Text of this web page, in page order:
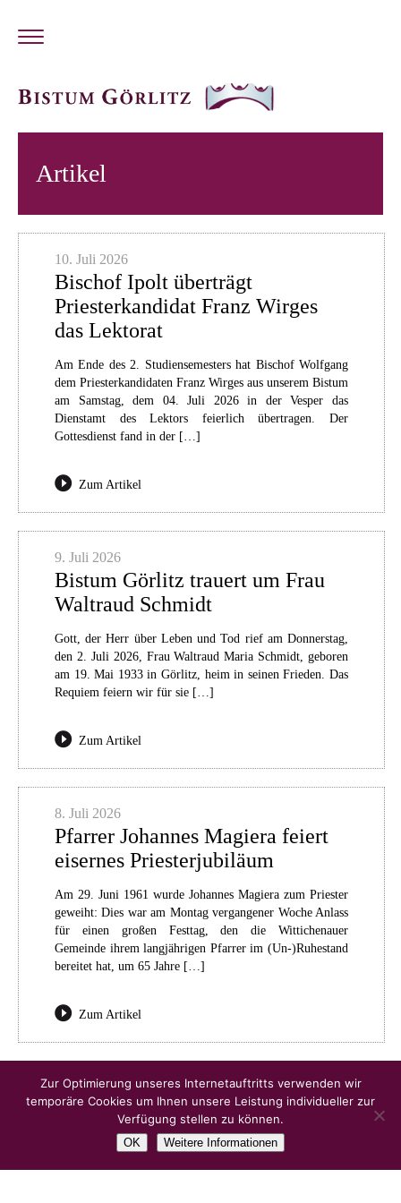
Artikel
10. Juli 2026
Bischof Ipolt überträgt
Priesterkandidat Franz Wirges
das Lektorat
Am Ende des 2. Studiensemesters hat Bischof Wolfgang
dem Priesterkandidaten Franz Wirges aus unserem Bistum
am Samstag, dem 04. Juli 2026 in der Vesper das
Dienstamt des Lektors feierlich übertragen. Der
Gottesdienst fand in der […]
Zum Artikel
9. Juli 2026
Bistum Görlitz trauert um Frau
Waltraud Schmidt
Gott, der Herr über Leben und Tod rief am Donnerstag,
den 2. Juli 2026, Frau Waltraud Maria Schmidt, geboren
am 19. Mai 1933 in Görlitz, heim in seinen Frieden. Das
Requiem feiern wir für sie […]
Zum Artikel
8. Juli 2026
Pfarrer Johannes Magiera feiert
eisernes Priesterjubiläum
Am 29. Juni 1961 wurde Johannes Magiera zum Priester
geweiht: Dies war am Montag vergangener Woche Anlass
für einen großen Festtag, den die Wittichenauer
Gemeinde ihrem langjährigen Pfarrer im (Un-)Ruhestand
bereitet hat, um 65 Jahre […]
Zum Artikel
Ältere Artikel
Zur Optimierung unseres Internetauftritts verwenden wir
temporäre Cookies um Ihnen unsere Leistung individueller zur
Verfügung stellen zu können.
OK Weitere Informationen